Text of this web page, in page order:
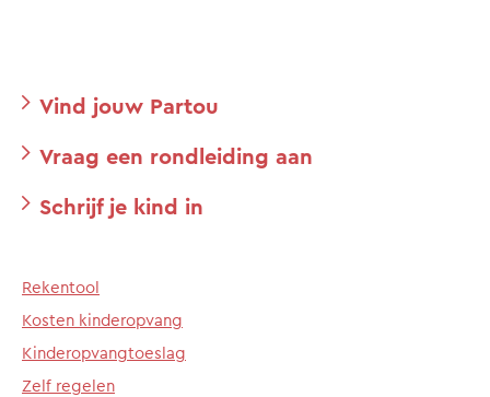
Vind jouw Partou
Vraag een rondleiding aan
Schrijf je kind in
Rekentool
Kosten kinderopvang
Kinderopvangtoeslag
Zelf regelen